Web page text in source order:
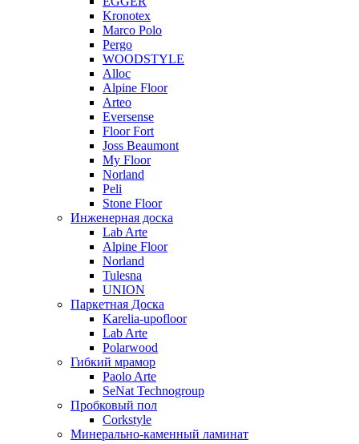
Kronotex
Marco Polo
Pergo
WOODSTYLE
Alloc
Alpine Floor
Arteo
Eversense
Floor Fort
Joss Beaumont
My Floor
Norland
Peli
Stone Floor
Инженерная доска
Lab Arte
Alpine Floor
Norland
Tulesna
UNION
Паркетная Доска
Karelia-upofloor
Lab Arte
Polarwood
Гибкий мрамор
Paolo Arte
SeNat Technogroup
Пробковый пол
Corkstyle
Минерально-каменный ламинат